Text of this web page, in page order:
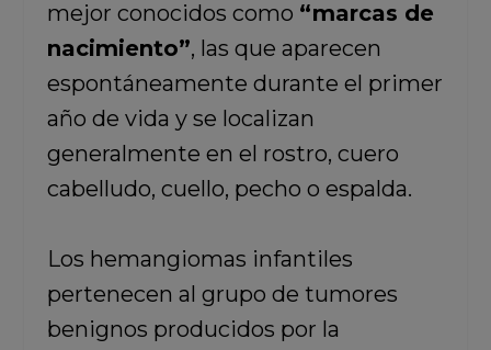
mejor conocidos como “marcas de
nacimiento”, las que aparecen
espontáneamente durante el primer
año de vida y se localizan
generalmente en el rostro, cuero
cabelludo, cuello, pecho o espalda.
Los hemangiomas infantiles
pertenecen al grupo de tumores
benignos producidos por la